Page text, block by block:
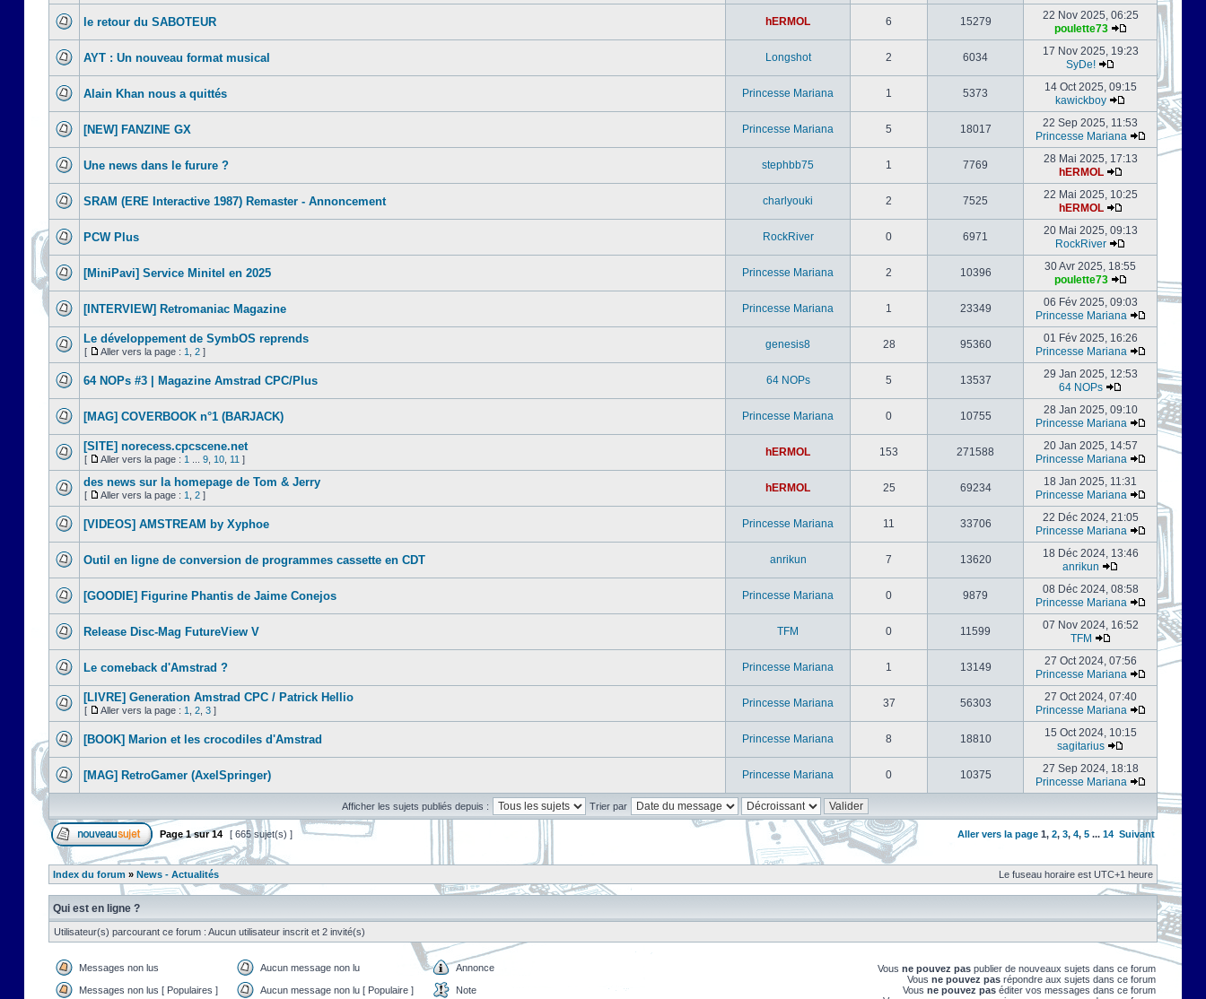
le retour du SABOTEUR hERMOL 6 15279
22 Nov 2025, 06:25
poulette73
AYT : Un nouveau format musical Longshot 2 6034
17 Nov 2025, 19:23
SyDe!
Alain Khan nous a quittés Princesse Mariana 1 5373
14 Oct 2025, 09:15
kawickboy
[NEW] FANZINE GX Princesse Mariana 5 18017
22 Sep 2025, 11:53
Princesse Mariana
Une news dans le furure ? stephbb75 1 7769
28 Mai 2025, 17:13
hERMOL
SRAM (ERE Interactive 1987) Remaster - Annoncement charlyouki 2 7525
22 Mai 2025, 10:25
hERMOL
PCW Plus RockRiver 0 6971
20 Mai 2025, 09:13
RockRiver
[MiniPavi] Service Minitel en 2025 Princesse Mariana 2 10396
30 Avr 2025, 18:55
poulette73
[INTERVIEW] Retromaniac Magazine Princesse Mariana 1 23349
06 Fév 2025, 09:03
Princesse Mariana
Le développement de SymbOS reprends
[ Aller vers la page : 1 2 ]
genesis8 28 95360
01 Fév 2025, 16:26
Princesse Mariana
64 NOPs #3 | Magazine Amstrad CPC/Plus 64 NOPs 5 13537
29 Jan 2025, 12:53
64 NOPs
[MAG] COVERBOOK n°1 (BARJACK) Princesse Mariana 0 10755
28 Jan 2025, 09:10
Princesse Mariana
[SITE] norecess.cpcscene.net
[ Aller vers la page : 1 9 10 11 ]
hERMOL 153 271588
20 Jan 2025, 14:57
Princesse Mariana
des news sur la homepage de Tom & Jerry
[ Aller vers la page : 1 2 ]
hERMOL 25 69234
18 Jan 2025, 11:31
Princesse Mariana
[VIDEOS] AMSTREAM by Xyphoe Princesse Mariana 11 33706
22 Déc 2024, 21:05
Princesse Mariana
Outil en ligne de conversion de programmes cassette en CDT anrikun 7 13620
18 Déc 2024, 13:46
anrikun
[GOODIE] Figurine Phantis de Jaime Conejos Princesse Mariana 0 9879
08 Déc 2024, 08:58
Princesse Mariana
Release Disc-Mag FutureView V TFM 0 11599
07 Nov 2024, 16:52
TFM
Le comeback d'Amstrad ? Princesse Mariana 1 13149
27 Oct 2024, 07:56
Princesse Mariana
[LIVRE] Generation Amstrad CPC / Patrick Hellio
[ Aller vers la page : 1 2 3 ]
Princesse Mariana 37 56303
27 Oct 2024, 07:40
Princesse Mariana
[BOOK] Marion et les crocodiles d'Amstrad Princesse Mariana 8 18810
15 Oct 2024, 10:15
sagitarius
[MAG] RetroGamer (AxelSpringer) Princesse Mariana 0 10375
27 Sep 2024, 18:18
Princesse Mariana
Afficher les sujets publiés depuis : Trier par
Page1sur14 [ 665 sujet(s) ] Aller vers la page 1, 2, 3, 4, 5 ... 14 Suivant
Index du forum » News - Actualités Le fuseau horaire est UTC+1 heure
Qui est en ligne ?
Utilisateur(s) parcourant ce forum : Aucun utilisateur inscrit et 2 invité(s)
Messages non lus Aucun message non lu Annonce
Messages non lus [ Populaires ] Aucun message non lu [ Populaire ] Note
Vous ne pouvez pas publier de nouveaux sujets dans ce forum
Vous ne pouvez pas répondre aux sujets dans ce forum
Vous ne pouvez pas éditer vos messages dans ce forum